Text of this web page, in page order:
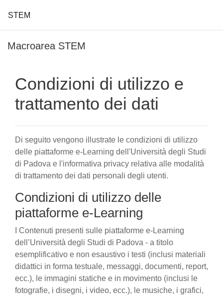
STEM
Macroarea STEM
Condizioni di utilizzo e
trattamento dei dati
Di seguito vengono illustrate le condizioni di utilizzo
delle piattaforme e-Learning dell'Università degli Studi
di Padova e l'informativa privacy relativa alle modalità
di trattamento dei dati personali degli utenti.
Condizioni di utilizzo delle
piattaforme e-Learning
I Contenuti presenti sulle piattaforme e-Learning
dell’Università degli Studi di Padova - a titolo
esemplificativo e non esaustivo i testi (inclusi materiali
didattici in forma testuale, messaggi, documenti, report,
ecc.), le immagini statiche e in movimento (inclusi le
fotografie, i disegni, i video, ecc.), le musiche, i grafici,